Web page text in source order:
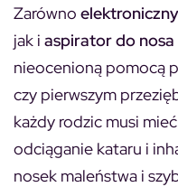
Zarówno
jak i aspirator do nosa
nieocenioną pomocą
czy pierwszym
każdy rodzic musi
odciąganie kataru i
nosek maleństwa i